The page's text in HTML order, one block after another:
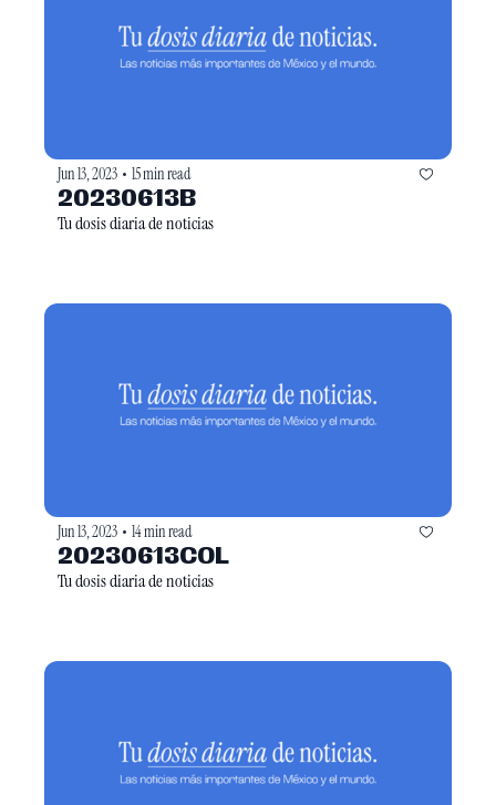
Jun 13, 2023 • 15 min read
20230613B
Tu dosis diaria de noticias
Jun 13, 2023 • 14 min read
20230613COL
Tu dosis diaria de noticias